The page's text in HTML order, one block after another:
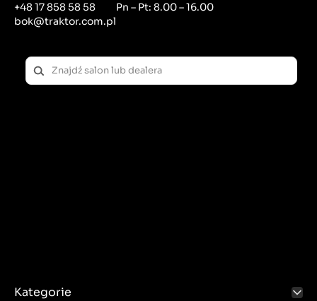
+48 17 858 58 58
bok@traktor.com.pl
Pn – Pt: 8.00 – 16.00
Kategorie